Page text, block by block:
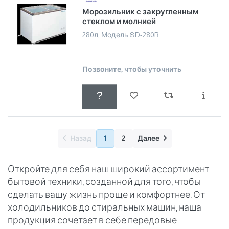
Морозильник с закругленным
стеклом и молнией
280л, Модель SD-280B
Позвоните, чтобы уточнить
Назад 1 2 Далее
Откройте для себя наш широкий ассортимент
бытовой техники, созданной для того, чтобы
сделать вашу жизнь проще и комфортнее. От
холодильников до стиральных машин, наша
продукция сочетает в себе передовые